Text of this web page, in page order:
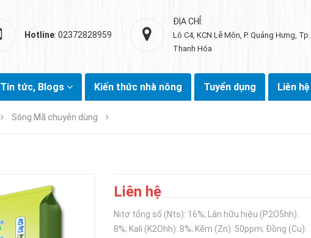
Hotline: 02372828959
ĐỊA CHỈ:
Lô C4, KCN Lễ Môn, P. Quảng Hưng, Tp.
Thanh Hóa
Tin tức, Blogs Kiến thức nhà nông Tuyển dụng Liên hệ
Sông Mã chuyên dùng
Liên hệ
Nitơ tổng số (Nts): 16%; Lân hữu hiệu (P2O5hh):
8%; Kali (K2Ohh): 8%; Kẽm (Zn): 50ppm; Đồng (Cu):